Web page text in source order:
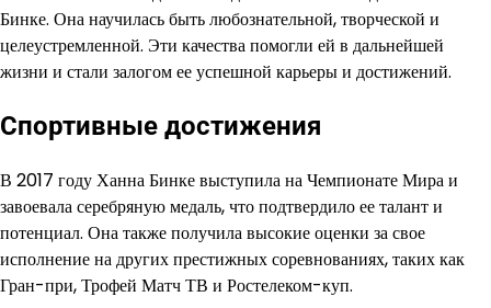
Бинке. Она научилась быть любознательной, творческой и
целеустремленной. Эти качества помогли ей в дальнейшей
жизни и стали залогом ее успешной карьеры и достижений.
Спортивные достижения
В 2017 году Ханна Бинке выступила на Чемпионате Мира и
завоевала серебряную медаль, что подтвердило ее талант и
потенциал. Она также получила высокие оценки за свое
исполнение на других престижных соревнованиях, таких как
Гран-при, Трофей Матч ТВ и Ростелеком-куп.